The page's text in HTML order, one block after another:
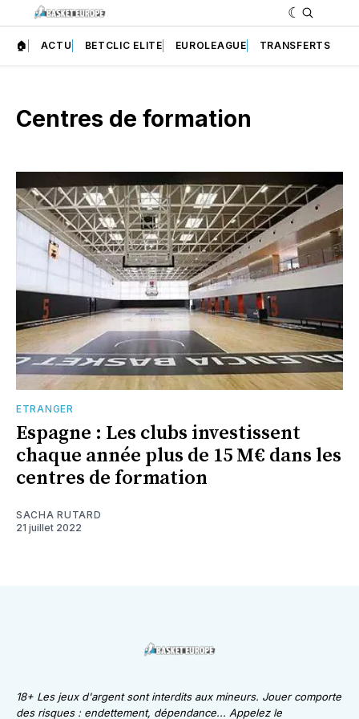
🏠 ACTU BETCLIC ELITE EUROLEAGUE TRANSFERTS
Centres de formation
ETRANGER
Espagne : Les clubs investissent
chaque année plus de 15 M€ dans les
centres de formation
SACHA RUTARD
21 juillet 2022
18+ Les jeux d'argent sont interdits aux mineurs. Jouer comporte
des risques : endettement, dépendance... Appelez le